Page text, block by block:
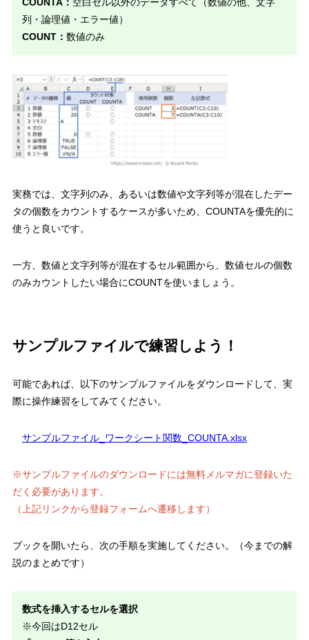
列・論理値・エラー値）
COUNT： 数値のみ
実務では、文字列のみ、あるいは数値や文字列等が混在したデー
タの個数をカウントするケースが多いため、COUNTAを優先的に
使うと良いです。
一方、数値と文字列等が混在するセル範囲から、 数値セルの個数
のみカウントしたい場合にCOUNTを使いましょう。
サンプルファイルで練習しよう！
可能であれば、以下のサンプルファイルをダウンロードして、実
際に操作練習をしてみてください。
サンプルファイル_ワークシート関数_COUNTA.xlsx
※サンプルファイルのダウンロードには無料メルマガに登録いた
だく必要があります。
（上記リンクから登録フォームへ遷移します）
ブックを開いたら、次の手順を実施してください。（今までの解
説のまとめです）
数式を挿入するセルを選択
※今回はD12セル